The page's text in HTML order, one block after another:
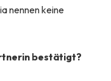
nennen keine
bestätigt?